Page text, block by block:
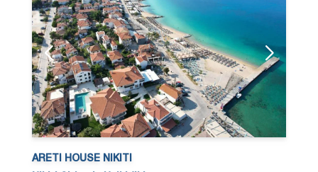
ARETI HOUSE NIKITI